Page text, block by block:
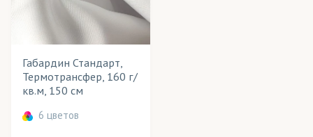
Ложная сетка(трикотаж)
Мартиндейл (ткани)
Микрофибра(трикотаж)
Микрофлис
Мокрый шелк
Габардин Стандарт,
Термотрансфер, 160 г/
кв.м, 150 см
6 цветов